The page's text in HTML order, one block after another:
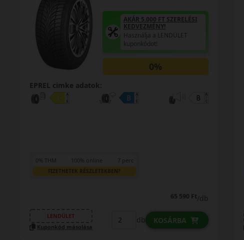
AKÁR 5.000 FT SZERELÉSI
KEDVEZMÉNY!
Használja a LENDÜLET
kuponkódot!
0%
EPREL cimke adatok:
0% THM 100% online 7 perc
FIZETHETEK RÉSZLETEKBEN?
65 590 Ft/db
LENDÜLET
Kuponkód másolása
db KOSÁRBA